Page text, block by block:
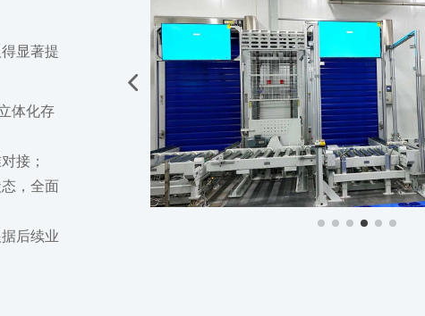
显著提
体化存
接；
，全面
后续业